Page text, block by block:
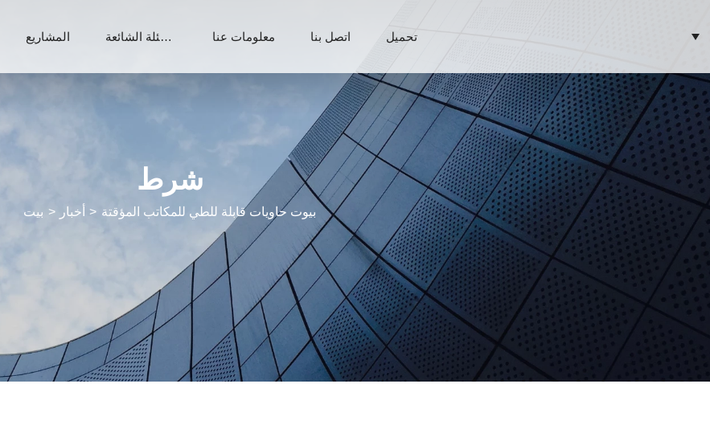
المشاريع الأسئلة الشائعة معلومات عنا اتصل بنا تحميل
شرط
بيت أخبار بيوت حاويات قابلة للطي للمكاتب المؤقتة